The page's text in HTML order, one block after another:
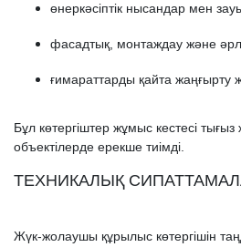
өнеркәсіптік нысандар мен
фасадтық, монтаждау және
ғимараттарды қайта жаңғырту
Бұл көтергіштер жұмыс кестесі
объектілерде ерекше тиімді.
ТЕХНИКАЛЫҚ
Жүк-жолаушы құрылыс көтергішін